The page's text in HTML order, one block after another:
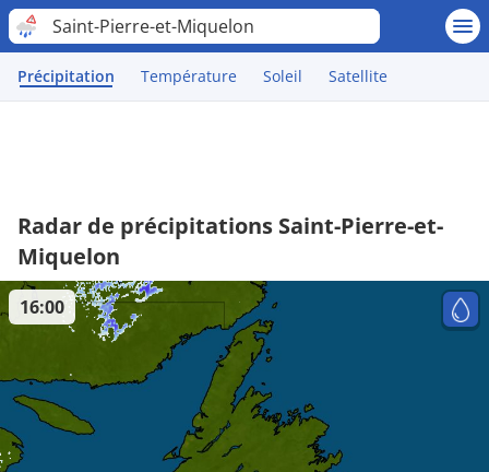
Saint-Pierre-et-Miquelon
Précipitation Température Soleil Satellite
Radar de précipitations Saint-Pierre-et-
Miquelon
16:00